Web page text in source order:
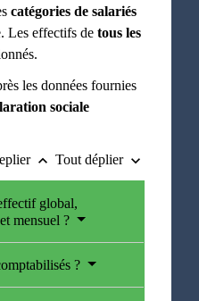
catégories de salariés
Les effectifs detous les
les données fournies
sociale
keyboard_arrow_up Tout déplier keyboard_arrow_down
global,
mensuel ?
?